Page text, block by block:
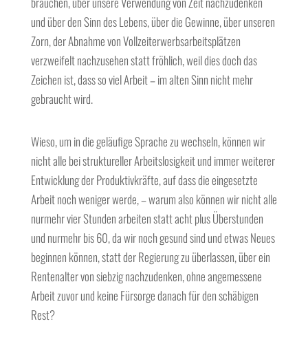
und über den Sinn des Lebens, über die Gewinne, über unseren
Zorn, der Abnahme von Vollzeiterwerbsarbeitsplätzen
verzweifelt nachzusehen statt fröhlich, weil dies doch das
Zeichen ist, dass so viel Arbeit – im alten Sinn nicht mehr
gebraucht wird.
Wieso, um in die geläufige Sprache zu wechseln, können wir
nicht alle bei struktureller Arbeitslosigkeit und immer weiterer
Entwicklung der Produktivkräfte, auf dass die eingesetzte
Arbeit noch weniger werde, – warum also können wir nicht alle
nurmehr vier Stunden arbeiten statt acht plus Überstunden
und nurmehr bis 60, da wir noch gesund sind und etwas Neues
beginnen können, statt der Regierung zu überlassen, über ein
Rentenalter von siebzig nachzudenken, ohne angemessene
Arbeit zuvor und keine Fürsorge danach für den schäbigen
Rest?